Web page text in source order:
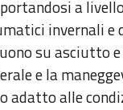
a
invernali e
su asciutto
e la
adatto alle